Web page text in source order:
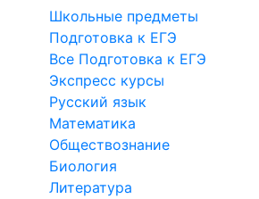
Школьные предметы
Подготовка к ЕГЭ
Все Подготовка к ЕГЭ
Экспресс курсы
Русский язык
Математика
Обществознание
Биология
Литература